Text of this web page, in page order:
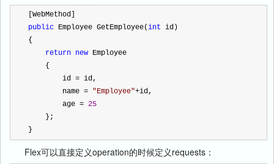
[WebMethod]
public Employee GetEmployee(int id)
{
return new Employee
    {
        id
= id,
        name
= "Employee"+id,
        age
= 25
    };
}
Flex可以直接定义operation的时候定义requests：